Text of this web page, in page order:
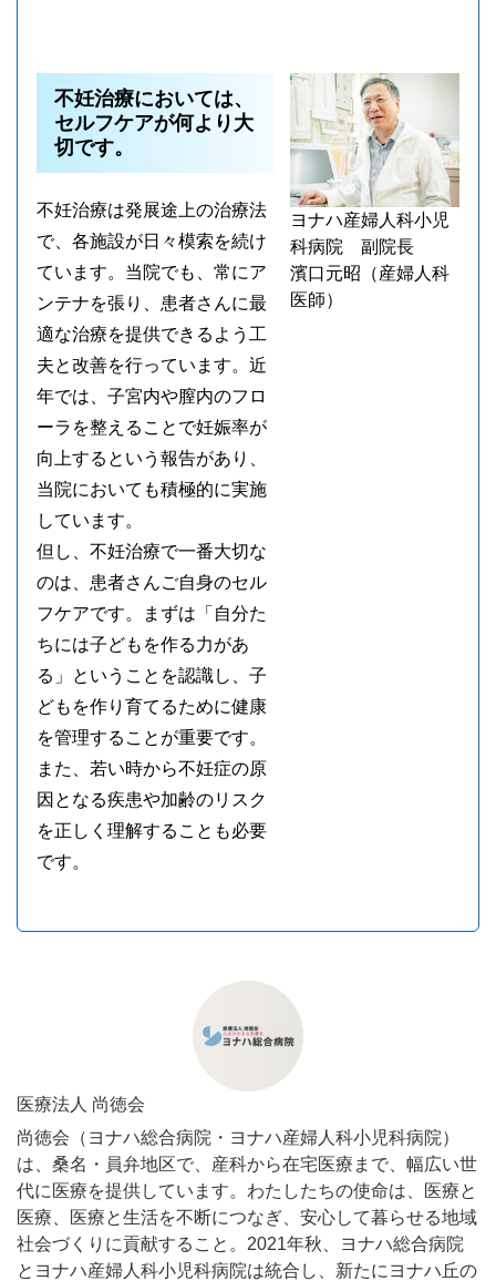
ヨナハ産婦人科小児
科病院 副院長
濱口元昭（産婦人科
医師）
不妊治療においては、
セルフケアが何より大
切です。
不妊治療は発展途上の治療法
で、各施設が日々模索を続け
ています。当院でも、常にア
ンテナを張り、患者さんに最
適な治療を提供できるよう工
夫と改善を行っています。近
年では、子宮内や膣内のフロ
ーラを整えることで妊娠率が
向上するという報告があり、
当院においても積極的に実施
しています。
但し、不妊治療で一番大切な
のは、患者さんご自身のセル
フケアです。まずは「自分た
ちには子どもを作る力があ
る」ということを認識し、子
どもを作り育てるために健康
を管理することが重要です。
また、若い時から不妊症の原
因となる疾患や加齢のリスク
を正しく理解することも必要
です。
医療法人 尚徳会
尚徳会（ヨナハ総合病院・ヨナハ産婦人科小児科病院）
は、桑名・員弁地区で、産科から在宅医療まで、幅広い世
代に医療を提供しています。わたしたちの使命は、医療と
医療、医療と生活を不断につなぎ、安心して暮らせる地域
社会づくりに貢献すること。2021年秋、ヨナハ総合病院
とヨナハ産婦人科小児科病院は統合し、新たにヨナハ丘の